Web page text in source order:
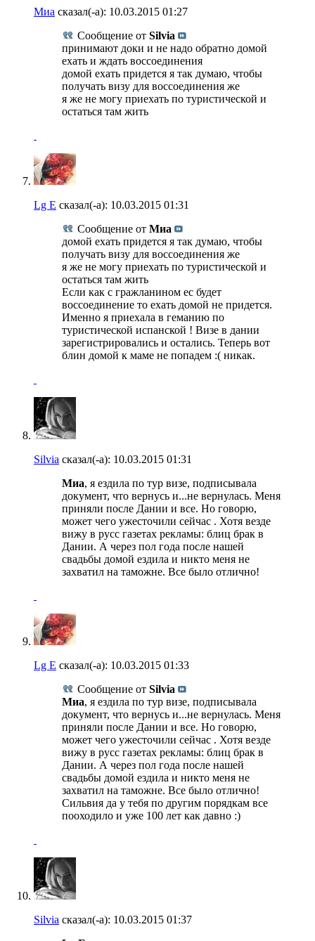
Миа сказал(-а): 10.03.2015 01:27
Сообщение от Silvia
принимают доки и не надо обратно домой
ехать и ждать воссоединения
домой ехать придется я так думаю, чтобы
получать визу для воссоединения же
я же не могу приехать по туристической и
остаться там жить
Lg E сказал(-а): 10.03.2015 01:31
Сообщение от Миа
домой ехать придется я так думаю, чтобы
получать визу для воссоединения же
я же не могу приехать по туристической и
остаться там жить
Если как с гражланином ес будет
воссоединение то ехать домой не придется.
Именно я приехала в геманию по
туристической испанской ! Визе в дании
зарегистрировались и остались. Теперь вот
блин домой к маме не попадем :( никак.
Silvia сказал(-а): 10.03.2015 01:31
Миа, я ездила по тур визе, подписывала
документ, что вернусь и...не вернулась. Меня
приняли после Дании и все. Но говорю,
может чего ужесточили сейчас . Хотя везде
вижу в русс газетах рекламы: блиц брак в
Дании. А через пол года после нашей
свадьбы домой ездила и никто меня не
захватил на таможне. Все было отлично!
Lg E сказал(-а): 10.03.2015 01:33
Сообщение от Silvia
Миа, я ездила по тур визе, подписывала
документ, что вернусь и...не вернулась. Меня
приняли после Дании и все. Но говорю,
может чего ужесточили сейчас . Хотя везде
вижу в русс газетах рекламы: блиц брак в
Дании. А через пол года после нашей
свадьбы домой ездила и никто меня не
захватил на таможне. Все было отлично!
Сильвия да у тебя по другим порядкам все
пооходило и уже 100 лет как давно :)
Silvia сказал(-а): 10.03.2015 01:37